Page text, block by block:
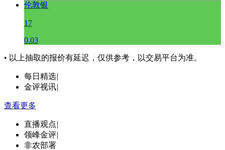
伦敦银
17
0.03
• 以上抽取的报价有延迟，仅供参考，以交易平台为准。
每日精选|
金评视讯|
查看更多
直播观点|
领峰金评|
非农部署